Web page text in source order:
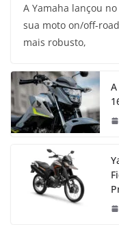
A Yamaha lançou
sua moto on/off-
mais robusto,